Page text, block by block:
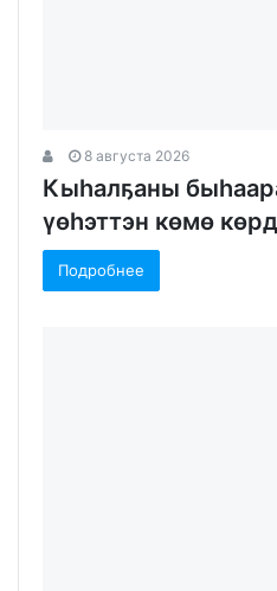
8 августа 2026
Кыһалҕаны
үөһэттэн көмө
Подробнее